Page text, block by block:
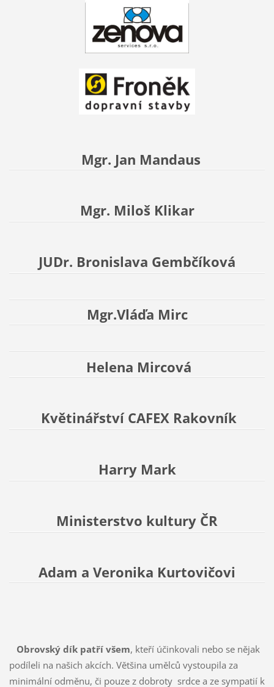
Mgr. Jan Mandaus
Mgr. Miloš Klikar
JUDr. Bronislava Gembčíková
Mgr.Vláďa Mirc
Helena Mircová
Květinářství CAFEX Rakovník
Harry Mark
Ministerstvo kultury ČR
Adam a Veronika Kurtovičovi
Obrovský dík patří všem, kteří účinkovali nebo se nějak
podíleli na našich akcích. Většina umělců vystoupila za
minimální odměnu, či pouze z dobroty srdce a ze sympatií k